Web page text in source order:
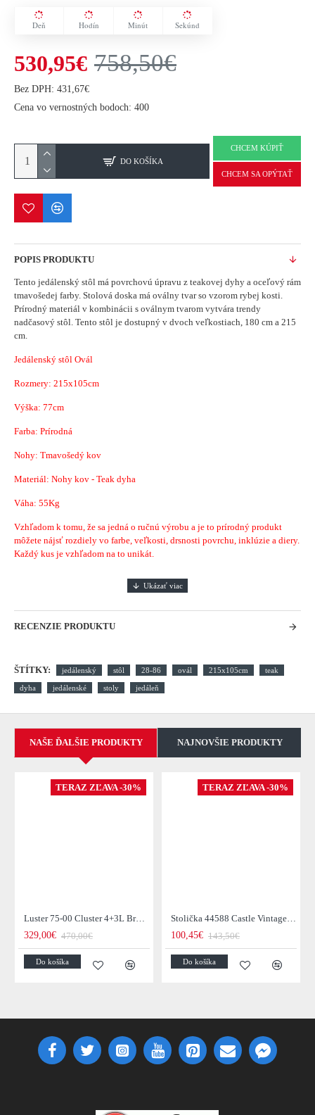
Deň Hodín Minút Sekúnd
530,95€ 758,50€
Bez DPH: 431,67€
Cena vo vernostných bodoch: 400
DO KOŠÍKA
CHCEM KÚPIŤ
CHCEM SA OPÝTAŤ
POPIS PRODUKTU
Tento jedálenský stôl má povrchovú úpravu z teakovej dyhy a oceľový rám
tmavošedej farby. Stolová doska má oválny tvar so vzorom rybej kosti.
Prírodný materiál v kombinácii s oválnym tvarom vytvára trendy
nadčasový stôl. Tento stôl je dostupný v dvoch veľkostiach, 180 cm a 215
cm.
Jedálenský stôl Ovál
Rozmery: 215x105cm
Výška: 77cm
Farba: Prírodná
Nohy: Tmavošedý kov
Materiál: Nohy kov - Teak dyha
Váha: 55Kg
Vzhľadom k tomu, že sa jedná o ručnú výrobu a je to prírodný produkt
môžete nájsť rozdiely vo farbe, veľkosti, drsnosti povrchu, inklúzie a diery.
Každý kus je vzhľadom na to unikát.
RECENZIE PRODUKTU
ŠTÍTKY: jedálenský stôl 28-86 ovál 215x105cm teak
dyha jedálenské stoly jedáleň
NAŠE ĎALŠIE PRODUKTY NAJNOVŠIE PRODUKTY
TERAZ ZĽAVA -30%
Luster 75-00 Cluster 4+3L Brown + Jantar Glass
329,00€ 470,00€
Do košíka
TERAZ ZĽAVA -30%
Stolička 44588 Castle Vintage Black
100,45€ 143,50€
Do košíka